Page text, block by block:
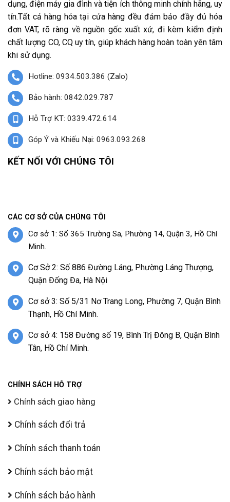
dụng, điện máy gia đình và tiện ích thông minh chính hãng, uy
tín.Tất cả hàng hóa tại cửa hàng đều đảm bảo đầy đủ hóa
đơn VAT, rõ ràng về nguồn gốc xuất xứ, đi kèm kiểm định
chất lượng CO, CQ uy tín, giúp khách hàng hoàn toàn yên tâm
khi sử dụng.
Hotline: 0934.503.386 (Zalo)
Bảo hành: 0842.029.787
Hỗ Trợ KT: 0339.472.614
Góp Ý và Khiếu Nại: 0963.093.268
KẾT NỐI VỚI CHÚNG TÔI
CÁC CƠ SỞ CỦA CHÚNG TÔI
Cơ sở 1: Số 365 Trường Sa, Phường 14, Quận 3, Hồ Chí
Minh.
Cơ Sở 2: Số 886 Đường Láng, Phường Láng Thượng,
Quận Đống Đa, Hà Nội
Cơ sở 3: Số 5/31 Nơ Trang Long, Phường 7, Quận Bình
Thạnh, Hồ Chí Minh.
Cơ sở 4: 158 Đường số 19, Bình Trị Đông B, Quận Bình
Tân, Hồ Chí Minh.
CHÍNH SÁCH HỖ TRỢ
Chính sách giao hàng
Chính sách đổi trả
Chính sách thanh toán
Chính sách bảo mật
Chính sách bảo hành